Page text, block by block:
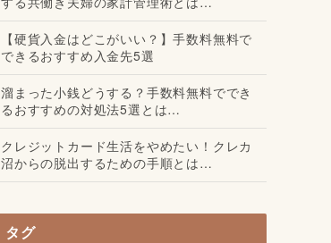
【硬貨入金はどこがいい？】手数料無料で
できるおすすめ入金先5選
溜まった小銭どうする？手数料無料ででき
るおすすめの対処法5選とは…
クレジットカード生活をやめたい！クレカ
沼からの脱出するための手順とは…
タグ